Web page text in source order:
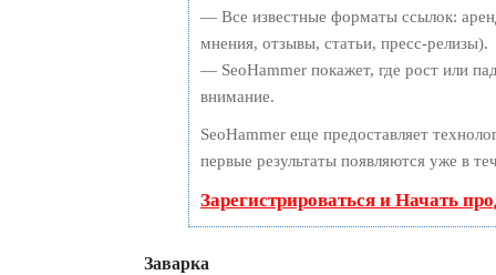
— Все известные форматы ссылок:
мнения, отзывы, статьи, пресс-релизы).
— SeoHammer покажет, где рост или
внимание.
SeoHammer еще предоставляет
первые результаты появляются уже в
Зарегистрироваться и Начать
Заварка